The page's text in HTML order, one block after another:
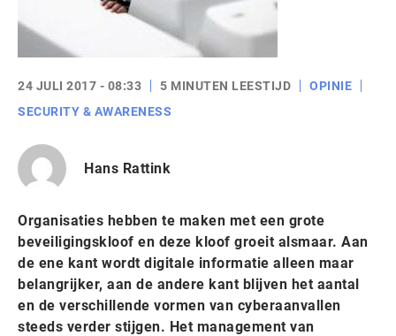
24 JULI 2017 - 08:33 5 MINUTEN LEESTIJD
OPINIE
SECURITY & AWARENESS
Hans Rattink
Organisaties hebben te maken met een grote
beveiligingskloof en deze kloof groeit alsmaar. Aan
de ene kant wordt digitale informatie alleen maar
belangrijker, aan de andere kant blijven het aantal
en de verschillende vormen van cyberaanvallen
steeds verder stijgen. Het management van